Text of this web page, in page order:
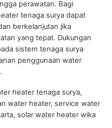
perawatan. Bagi
tenaga surya dapat
berkelanjutan jika
yang tepat. Dukungan
sistem tenaga surya
penggunaan water
heater tenaga surya,
water heater, service water
solar water heater wika